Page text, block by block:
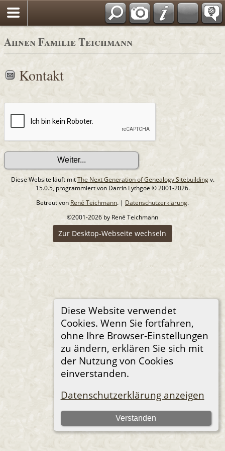
Ahnen Familie Teichmann
Diese Website verwendet
Cookies. Wenn Sie fortfahren,
ohne Ihre Browser-Einstellungen
zu ändern, erklären Sie sich mit
der Nutzung von Cookies
einverstanden.
Datenschutzerklärung anzeigen
Verstanden
Kontakt
Diese Website läuft mitThe Next Generation of Genealogy Sitebuildingv.
15.0.5, programmiert von Darrin Lythgoe © 2001-2026.
Betreut von René Teichmann. | Datenschutzerklärung.
©2001-2026 by René Teichmann
Zur Desktop-Webseite wechseln